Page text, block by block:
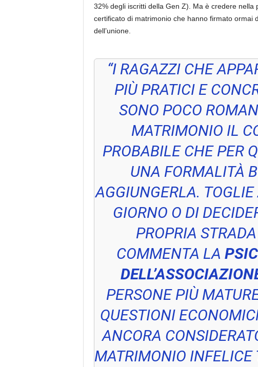
32% degli iscritti della Gen Z). Ma è credere
certificato di matrimonio che hanno firmato ormai
dell’unione.
“I RAGAZZI CHE
PIÙ PRATICI E
SONO POCO
MATRIMONIO IL
PROBABILE CHE PER
UNA FORMALITÀ
AGGIUNGERLA.
GIORNO O DI
PROPRIA
COMMENTA LA
PERSONE PIÙ
QUESTIONI
ANCORA
MATRIMONIO